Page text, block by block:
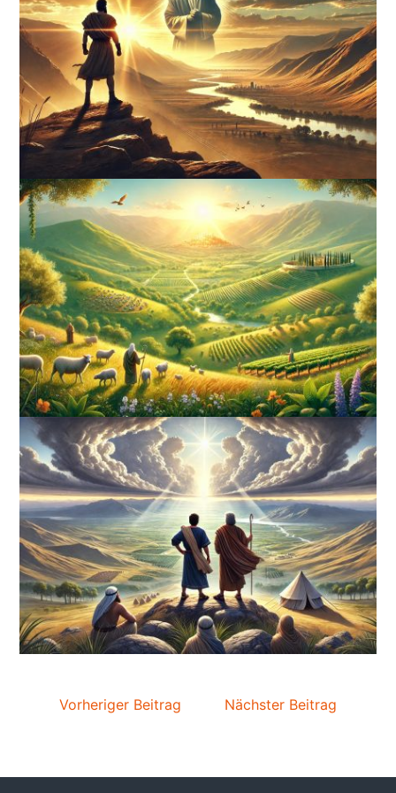
Vorheriger Beitrag Nächster Beitrag